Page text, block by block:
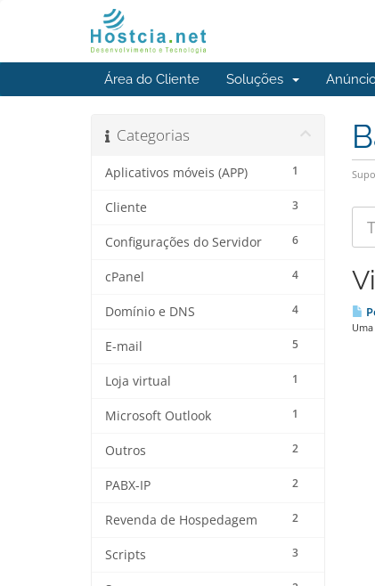
Área do Cliente Soluções
Categorias
1
Aplicativos móveis (APP)
3
Cliente
6
Configurações do Servidor
4
cPanel
4
Domínio e DNS
5
E-mail
1
Loja virtual
1
Microsoft Outlook
2
Outros
2
PABX-IP
2
Revenda de Hospedagem
3
Scripts